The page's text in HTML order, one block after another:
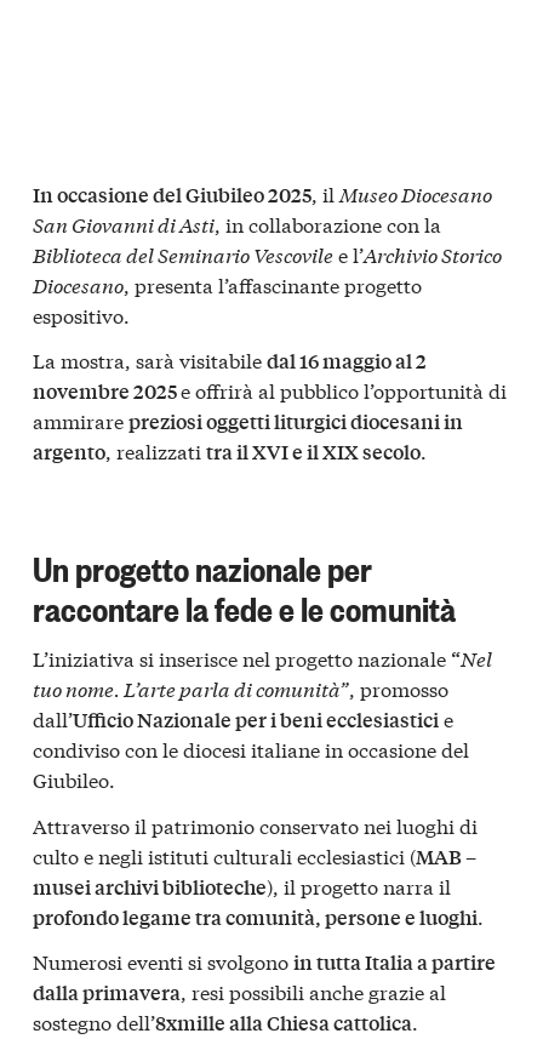
In occasione del Giubileo 2025, il Museo Diocesano
San Giovanni di Asti, in collaborazione con la
Biblioteca del Seminario Vescovilee l’Archivio Storico
Diocesano, presenta l’affascinante progetto
espositivo.
La mostra, sarà visitabiledal 16 maggio al 2
novembre 2025e offrirà al pubblico l’opportunità di
ammirarepreziosi oggetti liturgici diocesani in
argento, realizzati tra il XVI e il XIX secolo.
Un progetto nazionale per
raccontare la fede e le comunità
L’iniziativa si inserisce nel progetto nazionale “Nel
tuo nome. L’arte parla di comunità”, promosso
dall’Ufficio Nazionale per i beni ecclesiasticie
condiviso con le diocesi italiane in occasione del
Giubileo.
Attraverso il patrimonio conservato nei luoghi di
culto e negli istituti culturali ecclesiastici (MAB –
musei archivi biblioteche), il progetto narra il
profondo legame tra comunità, persone e luoghi.
Numerosi eventi si svolgonoin tutta Italia a partire
dalla primavera, resi possibili anche grazie al
sostegno dell’8xmille alla Chiesa cattolica.